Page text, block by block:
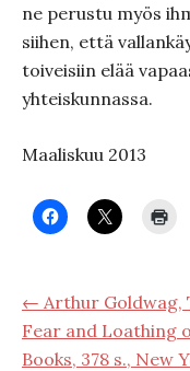
ne perustu myös
siihen, että
toiveisiin elää
yhteiskunnassa.
Maaliskuu 2013
← Arthur Goldwag,
Fear and Loathing
Books, 378 s., New